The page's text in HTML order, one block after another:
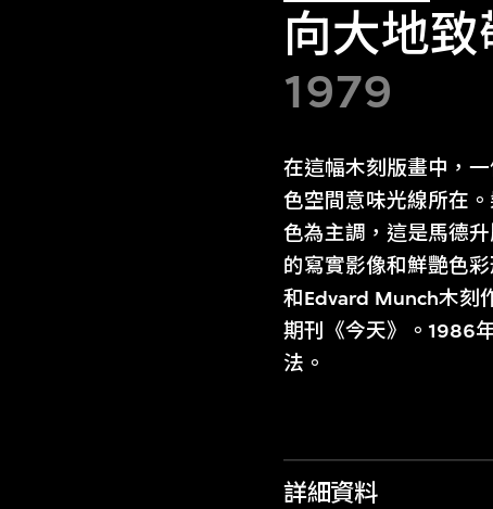
向大地致
1979
在這幅木刻版畫中，
色空間意味光線所在
色為主調，這是馬德
的寫實影像和鮮艷色
和Edvard Munch木刻
期刊《今天》。1986
法。
詳細資料